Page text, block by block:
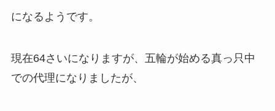
になるようです。
現在64さいになりますが、五輪が始める真っ只中
での代理になりましたが、